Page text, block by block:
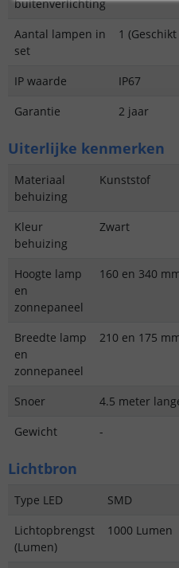
buitenverlichting
Aantal lampen in
set
1
IP waarde
IP67
Garantie
2 jaar
Uiterlijke kenmerken
Materiaal
behuizing
Kunststof
Kleur
behuizing
Zwart
Hoogte lamp
en
zonnepaneel
160 en 340
Breedte lamp
en
zonnepaneel
210 en 175
Snoer
4.5 meter
Gewicht
-
Lichtbron
Type LED
SMD
Lichtopbrengst
(Lumen)
1000 Lumen